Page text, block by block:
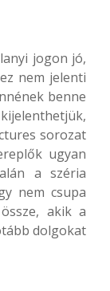
jogon jó,
nem jelenti
benne
sorozat
ugyan
a széria
nem csupa
akik a
dolgokat